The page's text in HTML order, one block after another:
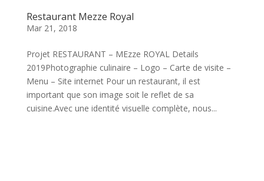
Restaurant Mezze Royal
Mar 21, 2018
Projet RESTAURANT – MEzze ROYAL Details
2019Photographie culinaire – Logo – Carte de visite –
Menu – Site internet Pour un restaurant, il est
important que son image soit le reflet de sa
cuisine.Avec une identité visuelle complète, nous...